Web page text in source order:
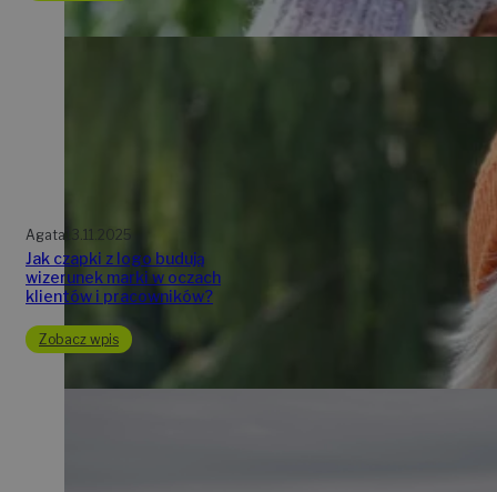
Agata 13.11.2025
Jak czapki z logo budują
wizerunek marki w oczach
klientów i pracowników?
Zobacz wpis